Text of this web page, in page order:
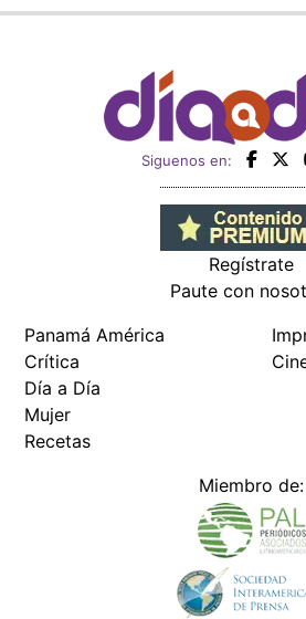
Siguenos en:
Regístrate
Paute con
Panamá América
Crítica
Día a Día
Mujer
Recetas
Miembro de: